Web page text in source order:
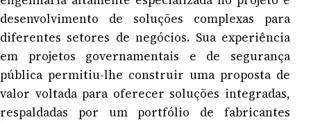
desenvolvimento de soluções complexas para
diferentes setores de negócios. Sua experiência
em projetos governamentais e de segurança
pública permitiu-lhe construir uma proposta de
valor voltada para oferecer soluções integradas,
respaldadas por um portfólio de fabricantes